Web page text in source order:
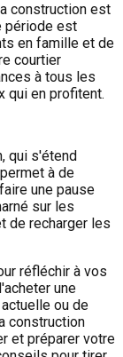
construction est
période est
en famille et de
courtier
à tous les
qui en profitent.
qui s'étend
à de
une pause
sur les
de recharger les
réfléchir à vos
une
ou de
construction
et préparer votre